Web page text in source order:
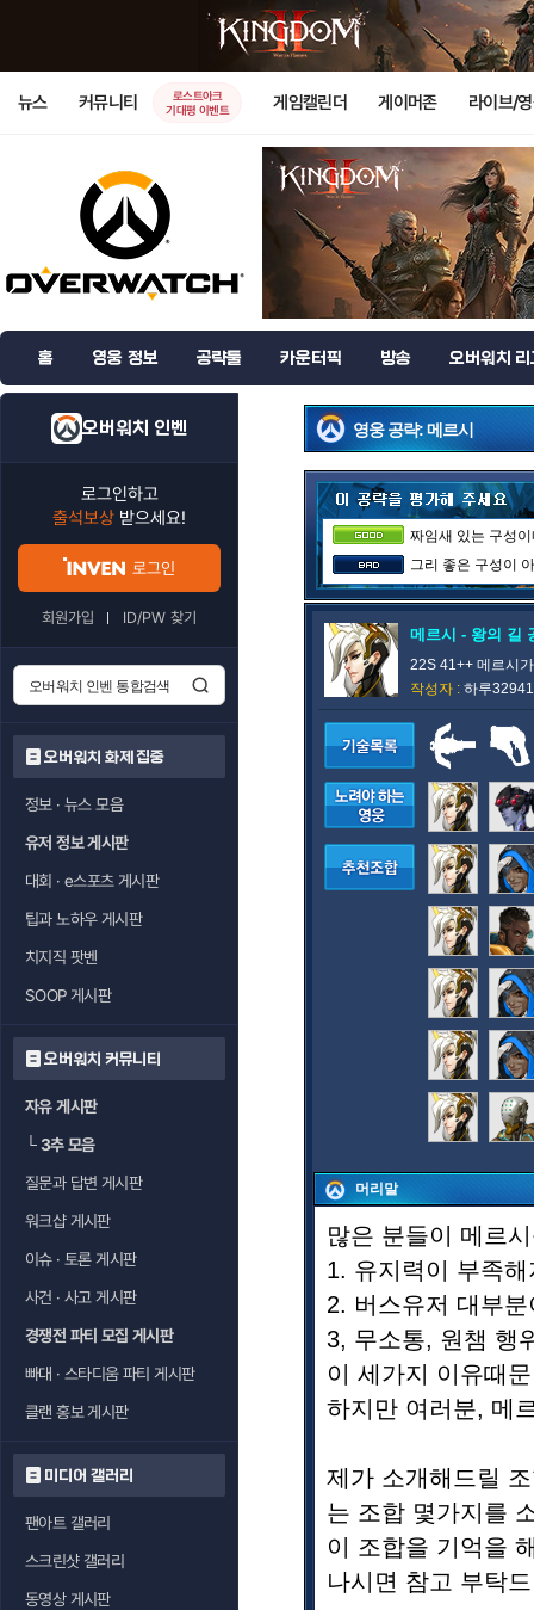
뉴스 커뮤니티
로스트아크
기대평 이벤트
게임캘린더 게이머존 라이브/
홈 영웅 정보 공략툴 카운터픽 방송 오버워치 리
오버워치 인벤
로그인하고
출석보상 받으세요!
로그인
회원가입 ID/PW 찾기
오버워치 화제 집중
정보 · 뉴스 모음
유저 정보 게시판
대회 · e스포츠 게시판
팁과 노하우 게시판
치지직 팟벤
SOOP 게시판
오버워치 커뮤니티
자유 게시판
└3추 모음
질문과 답변 게시판
워크샵 게시판
이슈 · 토론 게시판
사건 · 사고 게시판
경쟁전 파티 모집 게시판
빠대 · 스타디움 파티 게시판
클랜 홍보 게시판
미디어 갤러리
팬아트 갤러리
스크린샷 갤러리
동영상 게시판
영웅 공략: 메르시
짜임새 있는 구성
그리 좋은 구성이
메르시 - 왕의 길
22S 41++ 메르시
작성자 : 하루
머리말
많은 분들이 메르
1. 유지력이 부족
2. 버스유저 대부
3, 무소통, 원챔 행
이 세가지 이유때
하지만 여러분, 메
제가 소개해드릴
는 조합 몇가지를
이 조합을 기억을
나시면 참고 부탁